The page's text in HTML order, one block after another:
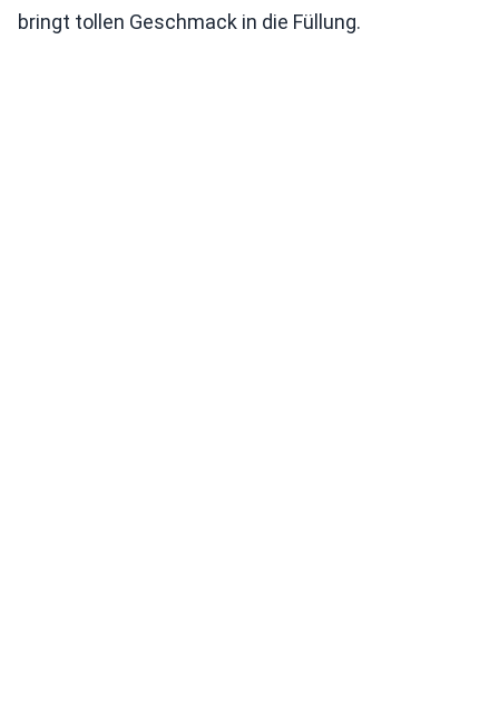
bringt tollen Geschmack in die Füllung.